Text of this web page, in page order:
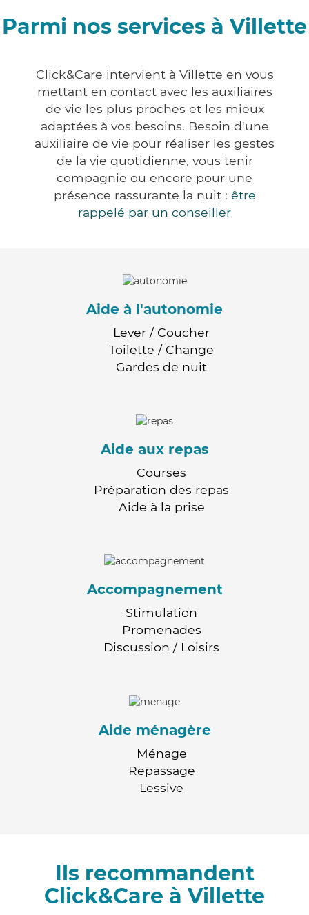
Parmi nos services à Villette
Click&Care intervient à Villette en vous
mettant en contact avec les auxiliaires
de vie les plus proches et les mieux
adaptées à vos besoins. Besoin d'une
auxiliaire de vie pour réaliser les gestes
de la vie quotidienne, vous tenir
compagnie ou encore pour une
présence rassurante la nuit : être
rappelé par un conseiller
Aide à l'autonomie
Lever / Coucher
Toilette / Change
Gardes de nuit
Aide aux repas
Courses
Préparation des repas
Aide à la prise
Accompagnement
Stimulation
Promenades
Discussion / Loisirs
Aide ménagère
Ménage
Repassage
Lessive
Ils recommandent
Click&Care à Villette